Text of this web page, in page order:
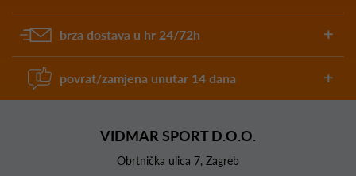
brza dostava u hr 24/72h
povrat/zamjena unutar 14 dana
VIDMAR SPORT D.O.O.
Obrtnička ulica 7, Zagreb